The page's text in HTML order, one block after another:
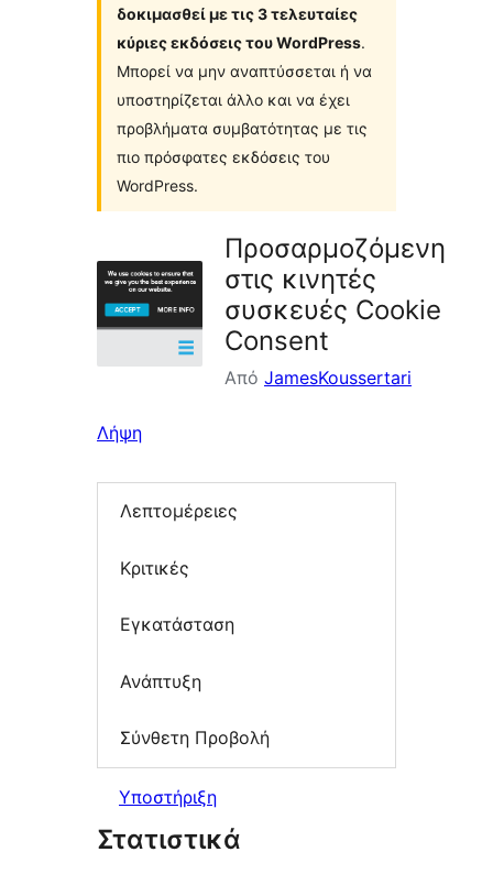
δοκιμασθεί με τις 3 τελευταίες
κύριες εκδόσεις του WordPress.
Μπορεί να μην αναπτύσσεται ή να
υποστηρίζεται άλλο και να έχει
προβλήματα συμβατότητας με τις
πιο πρόσφατες εκδόσεις του
WordPress.
Προσαρμοζόμενη
στις κινητές
συσκευές Cookie
Consent
Από JamesKoussertari
Λήψη
Λεπτομέρειες
Κριτικές
Εγκατάσταση
Ανάπτυξη
Σύνθετη Προβολή
Υποστήριξη
Στατιστικά